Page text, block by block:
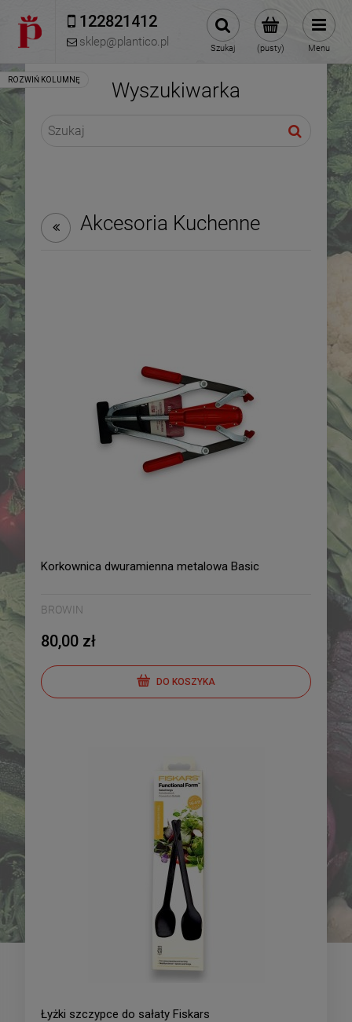
122821412
sklep@plantico.pl (pusty)
Szukaj Menu
Solanum lycopersicum L.
Solanum lycopersicum L.
Wyszukiwarka
Akcesoria Kuchenne
Korkownica dwuramienna metalowa Basic
BROWIN
80,00 zł
DO KOSZYKA
Łyżki szczypce do sałaty Fiskars